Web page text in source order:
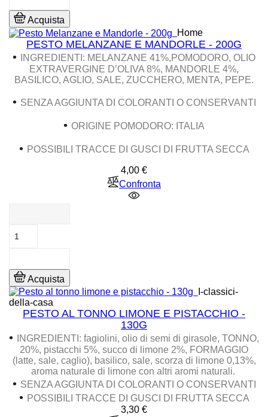
Acquista
Home
PESTO MELANZANE E MANDORLE - 200G
•
INGREDIENTI: MELANZANE 41%,POMODORO, OLIO
EXTRAVERGINE D’OLIVA 8%, MANDORLE 4%,
BASILICO, AGLIO, SALE, ZUCCHERO, MENTA, PEPE.
• SENZA AGGIUNTA DI COLORANTI O CONSERVANTI
• ORIGINE POMODORO: ITALIA
• POSSIBILI TRACCE DI GUSCI DI FRUTTA SECCA
4,00 €Prezzo
Confronta
Acquista
I-classici-
della-casa
PESTO AL TONNO LIMONE E PISTACCHIO -
130G
•
INGREDIENTI: fagiolini, olio di semi di girasole, TONNO,
20%, pistacchi 5%, succo di limone 2%, FORMAGGIO
(latte, sale, caglio), basilico, sale, scorza di limone 0,13%,
aroma naturale di limone con altri aromi naturali.
• SENZA AGGIUNTA DI COLORANTI O CONSERVANTI
• POSSIBILI TRACCE DI GUSCI DI FRUTTA SECCA
3,30 €Prezzo